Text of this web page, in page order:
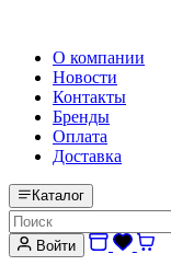
О компании
Новости
Контакты
Бренды
Оплата
Доставка
Каталог
Войти